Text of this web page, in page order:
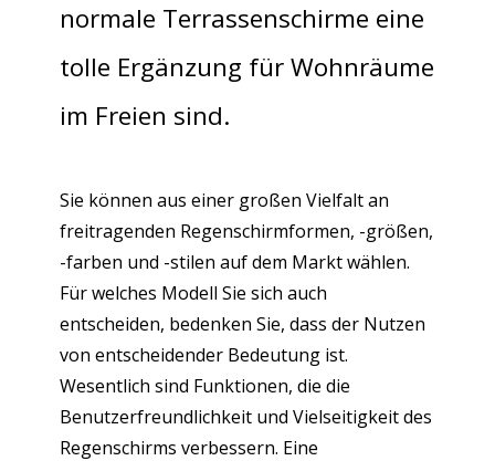
normale Terrassenschirme eine
tolle Ergänzung für Wohnräume
im Freien sind.
Sie können aus einer großen Vielfalt an
freitragenden Regenschirmformen, -größen,
-farben und -stilen auf dem Markt wählen.
Für welches Modell Sie sich auch
entscheiden, bedenken Sie, dass der Nutzen
von entscheidender Bedeutung ist.
Wesentlich sind Funktionen, die die
Benutzerfreundlichkeit und Vielseitigkeit des
Regenschirms verbessern. Eine